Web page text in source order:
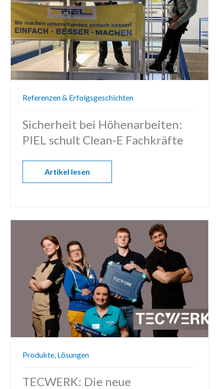
Referenzen & Erfolgsgeschichten
Sicherheit bei Höhenarbeiten:
PIEL schult Clean-E Fachkräfte
Artikel lesen
Produkte, Lösungen
TECWERK: Die neue